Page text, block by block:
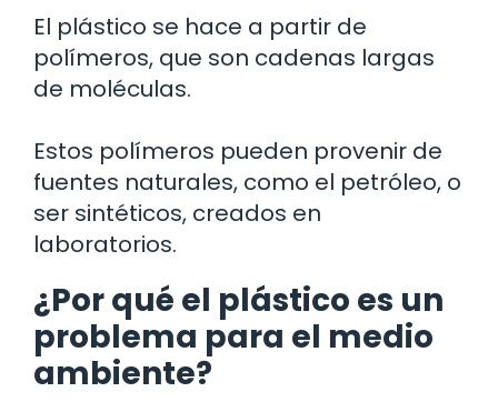
El plástico se hace a partir de
polímeros, que son cadenas largas
de moléculas.
Estos polímeros pueden provenir de
fuentes naturales, como el petróleo, o
ser sintéticos, creados en
laboratorios.
¿Por qué el plástico es un
problema para el medio
ambiente?